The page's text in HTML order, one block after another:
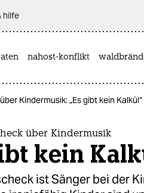
hilfe
nahost-konflikt
Kindermusik: „Es gibt kein Kalkül“
über Kindermusik
kein
ist Sänger bei der